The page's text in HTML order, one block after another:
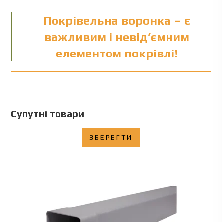
Покрівельна воронка – є
важливим і невід’ємним
елементом покрівлі!
Супутні товари
ЗБЕРЕГТИ